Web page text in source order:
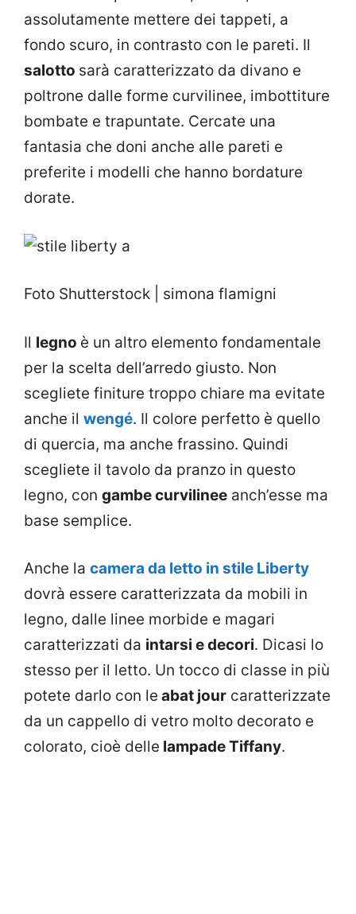
assolutamente mettere dei tappeti, a
fondo scuro, in contrasto con le pareti. Il
salotto sarà caratterizzato da divano e
poltrone dalle forme curvilinee, imbottiture
bombate e trapuntate. Cercate una
fantasia che doni anche alle pareti e
preferite i modelli che hanno bordature
dorate.
Foto Shutterstock | simona flamigni
Il legno è un altro elemento fondamentale
per la scelta dell’arredo giusto. Non
scegliete finiture troppo chiare ma evitate
anche il wengé. Il colore perfetto è quello
di quercia, ma anche frassino. Quindi
scegliete il tavolo da pranzo in questo
legno, con gambe curvilinee anch’esse ma
base semplice.
Anche la camera da letto in stile Liberty
dovrà essere caratterizzata da mobili in
legno, dalle linee morbide e magari
caratterizzati da intarsi e decori. Dicasi lo
stesso per il letto. Un tocco di classe in più
potete darlo con le abat jour caratterizzate
da un cappello di vetro molto decorato e
colorato, cioè delle lampade Tiffany.